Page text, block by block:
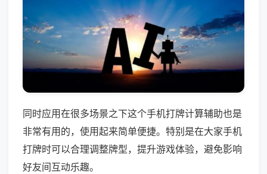
同时应用在很多场景之下这个手机打牌计算辅助也是
非常有用的，使用起来简单便捷。特别是在大家手机
打牌时可以合理调整牌型，提升游戏体验，避免影响
好友间互动乐趣。